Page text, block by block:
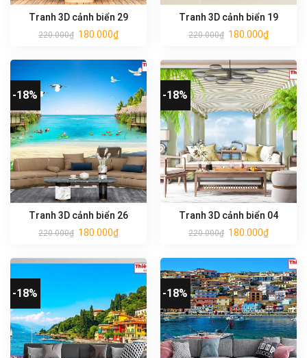
Tranh 3D cảnh biển 29
220.000₫ 180.000₫
Tranh 3D cảnh biển 19
220.000₫ 180.000₫
-18%
Tranh 3D cảnh biển 26
220.000₫ 180.000₫
-18%
Tranh 3D cảnh biển 04
220.000₫ 180.000₫
-18% -18%